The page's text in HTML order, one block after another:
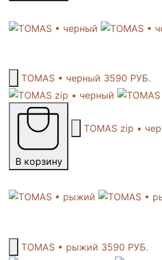
TOMAS • черный 3590 РУБ.
В корзину
TOMAS zip •
TOMAS • рыжий 3590 РУБ.